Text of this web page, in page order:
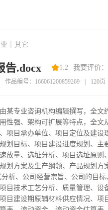
｜其它
告.docx 1.2 我要评价：
作品编号：166061200859269 120页
某专业咨询机构编辑撰写，全
性强、架构可扩展等特点，全
项目承办单位、项目定位及建
划目标、项目建设进度规划、
放量、选址分析、项目选址原
划方案及生产纲领、产品规划
析、公司经营宗旨、公司的
目技术工艺分析、质量管理、
目建设期原辅材料供应情况、